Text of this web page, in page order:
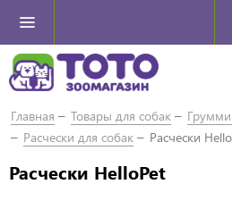
Главная Товары для собак
Расчески для собак
Расчески
Расчески HelloPet